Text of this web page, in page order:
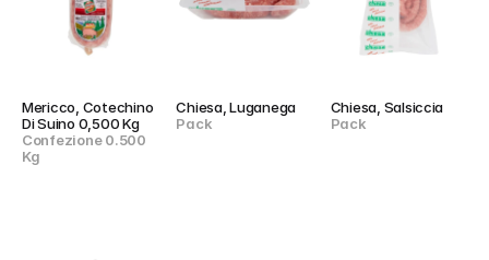
Mericco, Cotechino
Di Suino 0,500 Kg
Confezione 0.500
Kg
Chiesa, Luganega
Pack
Chiesa, Salsiccia
Pack